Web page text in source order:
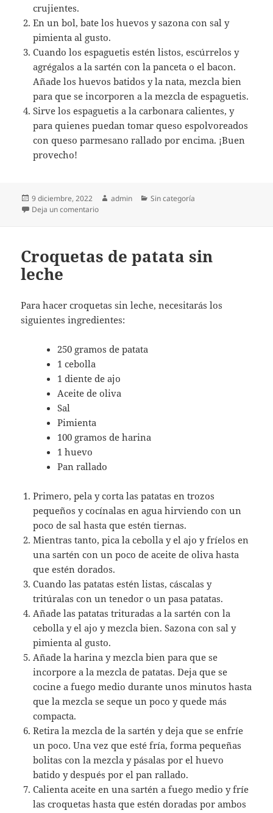
crujientes.
En un bol, bate los huevos y sazona con sal y
pimienta al gusto.
Cuando los espaguetis estén listos, escúrrelos y
agrégalos a la sartén con la panceta o el bacon.
Añade los huevos batidos y la nata, mezcla bien
para que se incorporen a la mezcla de espaguetis.
Sirve los espaguetis a la carbonara calientes, y
para quienes puedan tomar queso espolvoreados
con queso parmesano rallado por encima. ¡Buen
provecho!
Publicado
el
9 diciembre, 2022 Autor
admin Categorías
Sin categoría
Deja un comentarioen Espaguetis a la carbonara sin leche
Croquetas de patata sin
leche
Para hacer croquetas sin leche, necesitarás los
siguientes ingredientes:
250 gramos de patata
1 cebolla
1 diente de ajo
Aceite de oliva
Sal
Pimienta
100 gramos de harina
1 huevo
Pan rallado
Primero, pela y corta las patatas en trozos
pequeños y cocínalas en agua hirviendo con un
poco de sal hasta que estén tiernas.
Mientras tanto, pica la cebolla y el ajo y fríelos en
una sartén con un poco de aceite de oliva hasta
que estén dorados.
Cuando las patatas estén listas, cáscalas y
tritúralas con un tenedor o un pasa patatas.
Añade las patatas trituradas a la sartén con la
cebolla y el ajo y mezcla bien. Sazona con sal y
pimienta al gusto.
Añade la harina y mezcla bien para que se
incorpore a la mezcla de patatas. Deja que se
cocine a fuego medio durante unos minutos hasta
que la mezcla se seque un poco y quede más
compacta.
Retira la mezcla de la sartén y deja que se enfríe
un poco. Una vez que esté fría, forma pequeñas
bolitas con la mezcla y pásalas por el huevo
batido y después por el pan rallado.
Calienta aceite en una sartén a fuego medio y fríe
las croquetas hasta que estén doradas por ambos